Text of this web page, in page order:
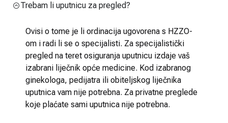
Trebam li uputnicu za pregled?
Ovisi o tome je li ordinacija ugovorena s HZZO-
om i radi li se o specijalisti. Za specijalistički
pregled na teret osiguranja uputnicu izdaje vaš
izabrani liječnik opće medicine. Kod izabranog
ginekologa, pedijatra ili obiteljskog liječnika
uputnica vam nije potrebna. Za privatne preglede
koje plaćate sami uputnica nije potrebna.